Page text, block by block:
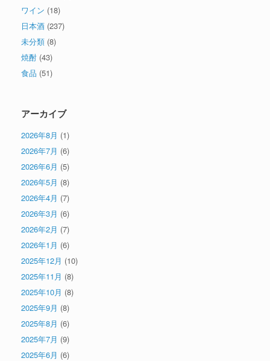
ワイン (18)
日本酒 (237)
未分類 (8)
焼酎 (43)
食品 (51)
アーカイブ
2026年8月 (1)
2026年7月 (6)
2026年6月 (5)
2026年5月 (8)
2026年4月 (7)
2026年3月 (6)
2026年2月 (7)
2026年1月 (6)
2025年12月 (10)
2025年11月 (8)
2025年10月 (8)
2025年9月 (8)
2025年8月 (6)
2025年7月 (9)
2025年6月 (6)